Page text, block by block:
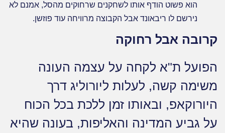
הוא פשוט הודף אותו לשחקנים שרחוקים מהסל, אמנם לא
נירשם לו ריבאונד אבל הקבוצה מרוויחה עוד פוזשן.
קרובה אבל רחוקה
הפועל ת"א לקחה על עצמה העונה
משימה קשה, לעלות ליורוליג דרך
היורוקאפ, ובאותו זמן ללכת בכל הכוח
על גביע המדינה והאליפות, בעונה שהיא